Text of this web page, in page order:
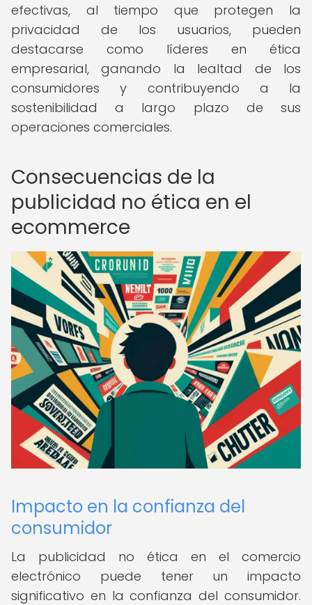
efectivas, al tiempo que protegen la
privacidad de los usuarios, pueden
destacarse como líderes en ética
empresarial, ganando la lealtad de los
consumidores y contribuyendo a la
sostenibilidad a largo plazo de sus
operaciones comerciales.
Consecuencias de la
publicidad no ética en el
ecommerce
Impacto en la confianza del
consumidor
La publicidad no ética en el comercio
electrónico puede tener un impacto
significativo en la confianza del consumidor.